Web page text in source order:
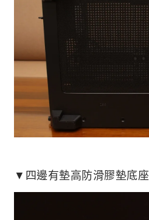
▼四邊有墊高防滑膠墊底座